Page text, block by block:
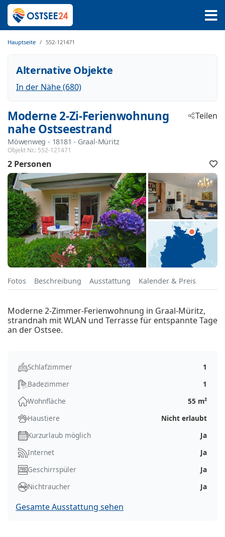
Hauptseite 552-121471
Alternative Objekte
In der Nähe (680)
Moderne 2-Zi-Ferienwohnung
nahe Ostseestrand
Möwenweg - 18181 - Graal-Müritz
Objekt Nr.: 552-121471
Teilen
2 Personen
Fotos Beschreibung Ausstattung Kalender & Preis
Moderne 2-Zimmer-Ferienwohnung in Graal-Müritz,
strandnah mit WLAN und Terrasse für entspannte Tage
an der Ostsee.
Schlafzimmer
1
Badezimmer
1
Wohnfläche
55 m²
Haustiere
Nicht erlaubt
Kurzurlaub möglich
Ja
Internet
Ja
Geschirrspüler
Ja
Nichtraucher
Ja
Gesamte Ausstattung sehen